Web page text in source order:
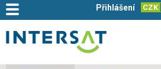
CZK
Přihlášení